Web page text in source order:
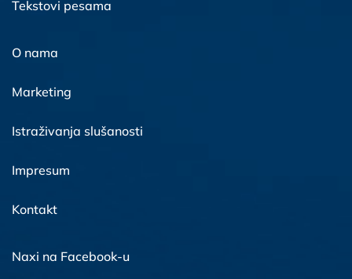
Tekstovi pesama
O nama
Marketing
Istraživanja slušanosti
Impresum
Kontakt
Naxi na Facebook-u